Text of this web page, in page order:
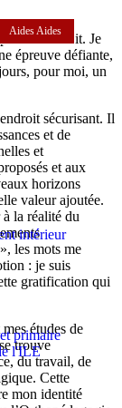
AidesAides
intérieur
primaire
l'ILE
Elle se vit. Je
épreuve défiante,
pour moi, un
sécurisant. Il
et de
et
et aux
horizons
valeur ajoutée.
la réalité du
les mots me
: je suis
gratification qui
études de
trouve
du travail, de
Cette
mon identité